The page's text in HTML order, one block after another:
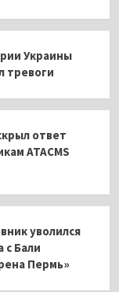
Украины
тревоги
ответ
ATACMS
уволился
с Бали
Пермь»